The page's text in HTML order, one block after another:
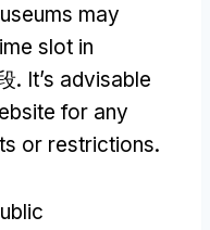
may
slot in
. It’s advisable
for any
or restrictions.